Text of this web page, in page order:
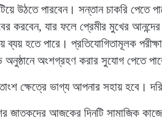
উঠতে পারবেন। সন্তান চাকরি
করবেন, যার ফলে প্রেমীর মুখের
ব্যয় হতে পারে। প্রতিযোগিতামূলক
অংশগ্রহণ করার সুযোগ পেতে
ক্ষেত্রে ভাগ্য আপনার সহায় হবে।
জাতকদের আজকের দিনটি সামাজিক